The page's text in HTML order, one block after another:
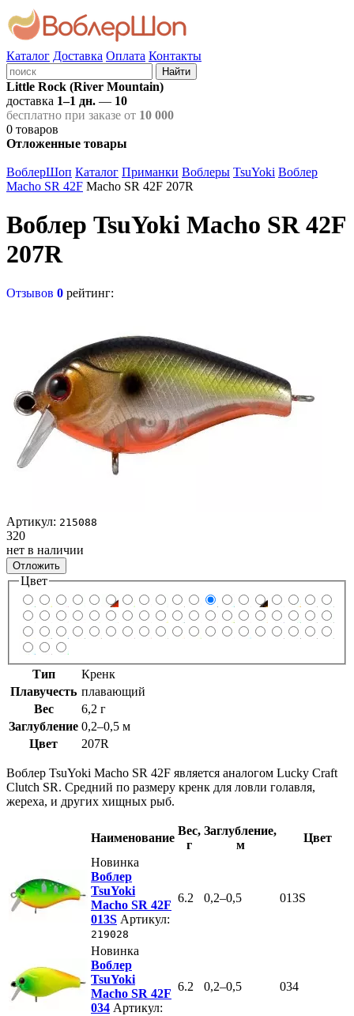
Каталог Доставка Оплата Контакты
Найти
Little Rock (River Mountain)
доставка 1–1 дн. — 10
бесплатно при заказе от 10 000
0 товаров
Отложенные товары
ВоблерШоп Каталог Приманки Воблеры TsuYoki Воблер
Macho SR 42F Macho SR 42F 207R
Воблер TsuYoki Macho SR 42F
207R
Отзывов 0 рейтинг:
Артикул: 215088
320
нет в наличии
Отложить
Цвет
Тип
Кренк
Плавучесть плавающий
Вес
6,2 г
Заглубление 0,2–0,5 м
Цвет
207R
Воблер TsuYoki Macho SR 42F является аналогом Lucky Craft
Clutch SR. Средний по размеру кренк для ловли голавля,
жереха, и других хищных рыб.
Наименование
Вес,
г
Заглубление,
м
Цвет
Новинка
Воблер
TsuYoki
Macho SR 42F
013S Артикул:
219028
6.2 0,2–0,5 013S
Новинка
Воблер
TsuYoki
Macho SR 42F
034 Артикул:
6.2 0,2–0,5 034